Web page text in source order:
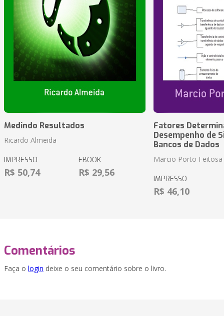
Medindo Resultados
Ricardo Almeida
IMPRESSO
R$ 50,74
EBOOK
R$ 29,56
Fatores
Desempenho de
Bancos de Dados
Marcio Porto Feitosa
IMPRESSO
R$ 46,10
Comentários
Faça o login deixe o seu comentário sobre o livro.